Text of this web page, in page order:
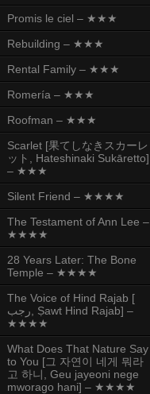
Promis le ciel – ★★★
Rebuilding – ★★★
Rental Family – ★★★
Romería – ★★★
Roofman – ★★★
Scarlet [果てしなきスカーレ
ット, Hateshinaki Sukāretto]
– ★★★
Silent Friend – ★★★★
The Testament of Ann Lee –
★★★★
28 Years Later: The Bone
Temple – ★★★★
The Voice of Hind Rajab [
رجب, Ṣawt Hind Rajab] –
★★★★
What Does That Nature Say
to You [그 자연이 네게 뭐라
고 하니, Geu jayeoni nege
mworago hani] – ★★★★